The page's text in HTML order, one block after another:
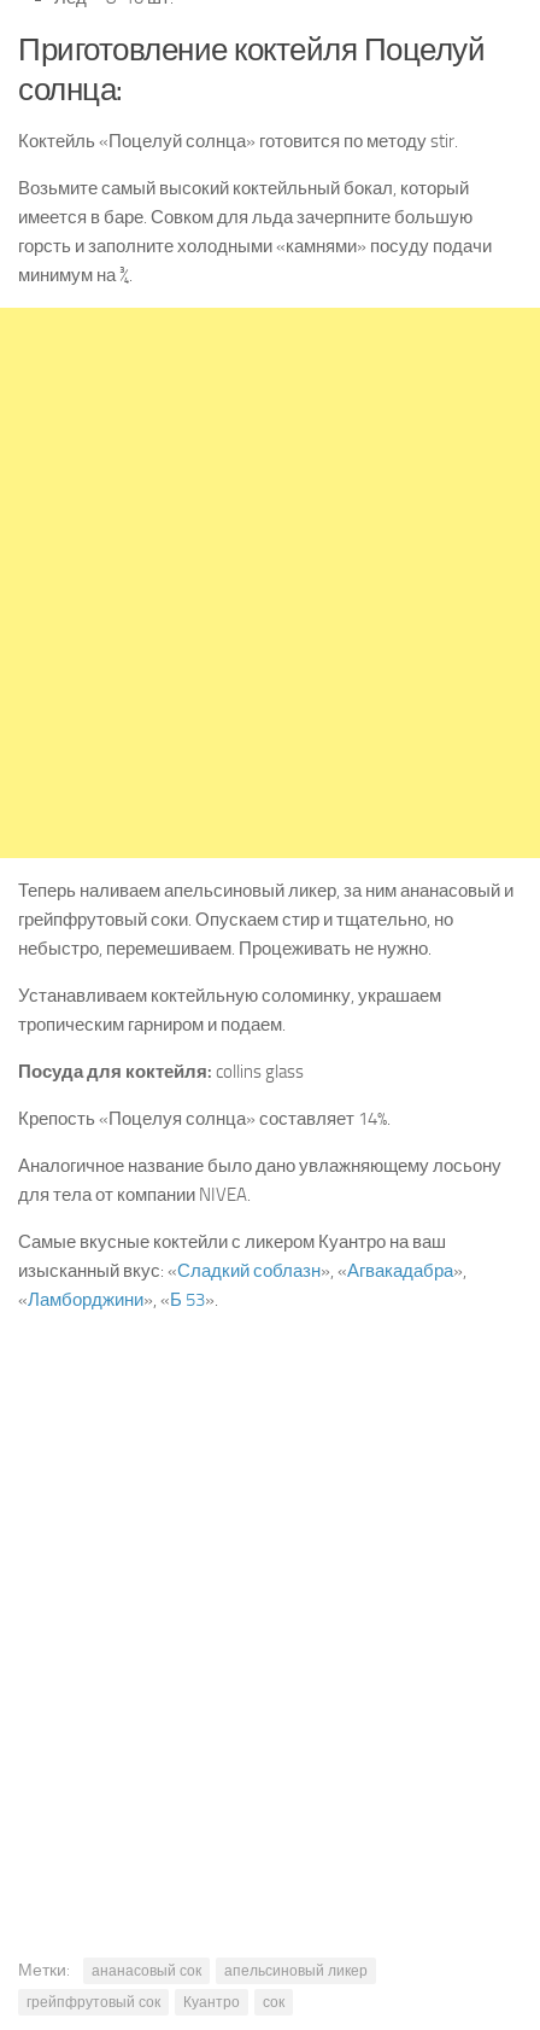
Приготовление коктейля Поцелуй
солнца:
Коктейль «Поцелуй солнца» готовится по методу stir.
Возьмите самый высокий коктейльный бокал, который
имеется в баре. Совком для льда зачерпните большую
горсть и заполните холодными «камнями» посуду подачи
минимум на ¾.
Теперь наливаем апельсиновый ликер, за ним ананасовый и
грейпфрутовый соки. Опускаем стир и тщательно, но
небыстро, перемешиваем. Процеживать не нужно.
Устанавливаем коктейльную соломинку, украшаем
тропическим гарниром и подаем.
Посуда для коктейля: collins glass
Крепость «Поцелуя солнца» составляет 14%.
Аналогичное название было дано увлажняющему лосьону
для тела от компании NIVEA.
Самые вкусные коктейли с ликером Куантро на ваш
изысканный вкус: «Сладкий соблазн», «Агвакадабра»,
«Ламборджини», «Б 53».
Метки: ананасовый сок
апельсиновый ликер
грейпфрутовый сок
Куантро сок